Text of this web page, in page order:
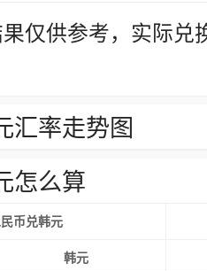
仅供参考，实际
汇率走势图
怎么算
币兑韩元
韩元